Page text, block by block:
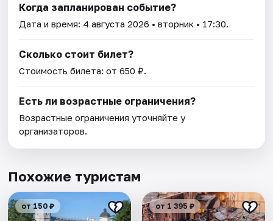
Когда запланирован событие?
Дата и время: 4 августа 2026 • вторник • 17:30.
Сколько стоит билет?
Стоимость билета: от 650 ₽.
Есть ли возрастные ограничения?
Возрастные ограничения уточняйте у
организаторов.
Похожие туристам
от 150 ₽ от 1 395 ₽